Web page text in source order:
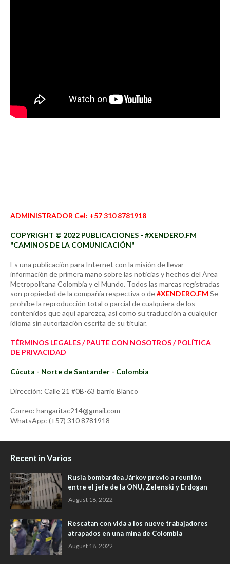
ADMINISTRADOR Cel: +57 310 8781918
COPYRIGHT © 2022 PUBLICACIONES - #XENDERO.FM
"CAMINOS DE LA COMUNICACIÓN"
Es una publicación para Internet con la misión de llevar
información de primera mano sobre las noticias y hechos del Área
Metropolitana Colombia y el Mundo. Todos las marcas registradas
son propiedad de la compañía respectiva o de#XENDERO.FM Se
prohíbe la reproducción total o parcial de cualquiera de los
contenidos que aquí aparezca, así como su traducción a cualquier
idioma sin autorización escrita de su titular.
TÉRMINOS LEGALES / PAUTE CON NOSOTROS / POLÍTICA
DE PRIVACIDAD
Cúcuta - Norte de Santander - Colombia
Dirección: Calle 21 #0B-63 barrio Blanco
Correo: hangaritac214@gmail.com
WhatsApp: (+57) 310 8781918
Recent in Varios
Rusia bombardea Járkov previo a reunión
entre el jefe de la ONU, Zelenski y Erdogan
August 18, 2022
Rescatan con vida a los nueve trabajadores
atrapados en una mina de Colombia
August 18, 2022